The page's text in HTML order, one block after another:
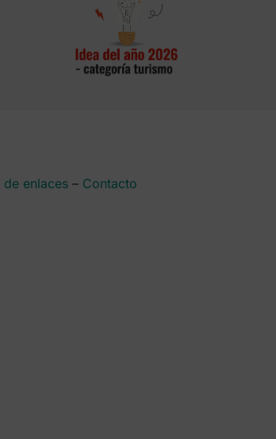
de enlaces– Contacto